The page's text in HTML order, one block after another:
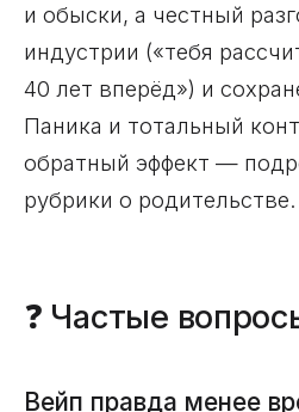
и обыски, а честный
индустрии («тебя
40 лет вперёд») и
Паника и тотальный
обратный эффект —
рубрики о родительстве.
❓ Частые
Вейп правда менее